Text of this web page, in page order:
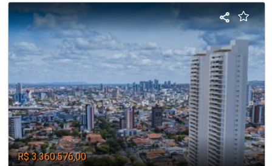
R$ 3.360.576,00